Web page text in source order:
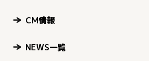
CM情報
NEWS一覧